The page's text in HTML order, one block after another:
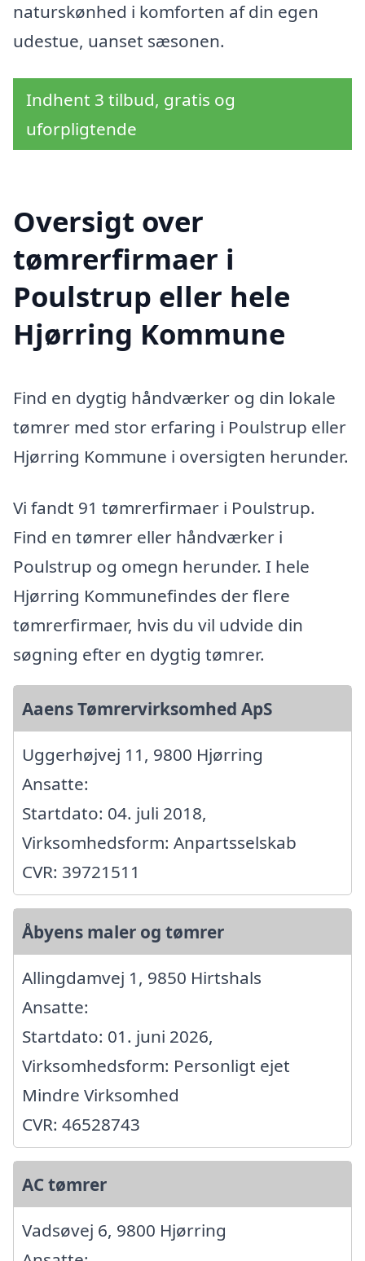
naturskønhed i komforten af din egen
udestue, uanset sæsonen.
Indhent 3 tilbud, gratis og
uforpligtende
Oversigt over
tømrerfirmaer i
Poulstrup eller hele
Hjørring Kommune
Find en dygtig håndværker og din lokale
tømrer med stor erfaring i Poulstrup eller
Hjørring Kommune i oversigten herunder.
Vi fandt 91 tømrerfirmaer i Poulstrup.
Find en tømrer eller håndværker i
Poulstrup og omegn herunder. I hele
Hjørring Kommunefindes der flere
tømrerfirmaer, hvis du vil udvide din
søgning efter en dygtig tømrer.
Aaens Tømrervirksomhed ApS
Uggerhøjvej 11, 9800 Hjørring
Ansatte:
Startdato: 04. juli 2018,
Virksomhedsform: Anpartsselskab
CVR: 39721511
Åbyens maler og tømrer
Allingdamvej 1, 9850 Hirtshals
Ansatte:
Startdato: 01. juni 2026,
Virksomhedsform: Personligt ejet
Mindre Virksomhed
CVR: 46528743
AC tømrer
Vadsøvej 6, 9800 Hjørring